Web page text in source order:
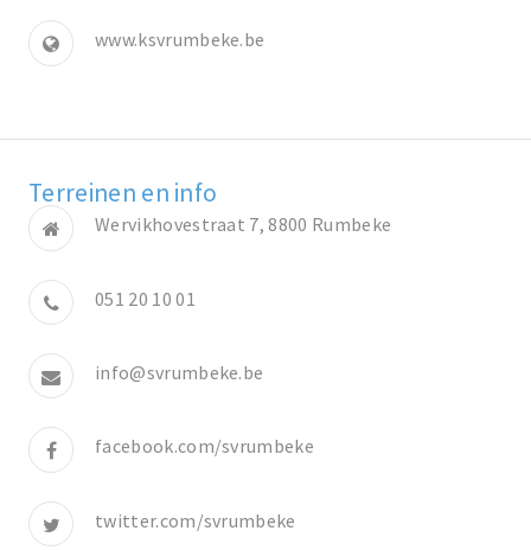
www.ksvrumbeke.be
Terreinen en info
Wervikhovestraat 7, 8800 Rumbeke
051 20 10 01
info@svrumbeke.be
facebook.com/svrumbeke
twitter.com/svrumbeke